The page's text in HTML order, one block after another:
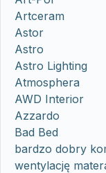
Artceram
Astor
Astro
Astro Lighting
Atmosphera
AWD Interior
Azzardo
Bad Bed
bardzo dobry
wentylację